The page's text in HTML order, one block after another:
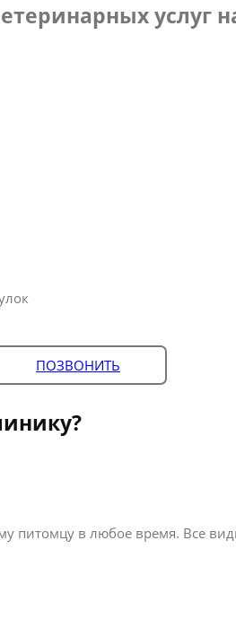
услуг
ПОЗВОНИТЬ
в любое время. Все